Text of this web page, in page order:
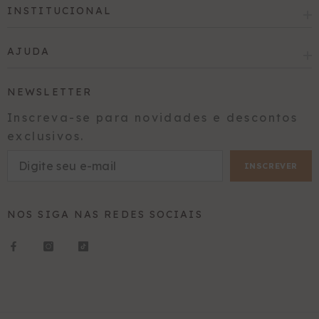
INSTITUCIONAL
AJUDA
NEWSLETTER
Inscreva-se para novidades e descontos
exclusivos.
INSCREVER
NOS SIGA NAS REDES SOCIAIS